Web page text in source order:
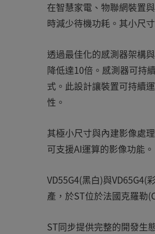
在智慧家電、物聯網裝置
時減少待機功耗。其小尺
透過最佳化的感測器架構
降低達10倍。感測器可持
式。此設計讓裝置可持續
性。
其極小尺寸與內建影像處
可支援AI運算的影像功能。
VD55G4(黑白)與
產，於ST位於法國克羅勒
ST同步提供完整的開發生